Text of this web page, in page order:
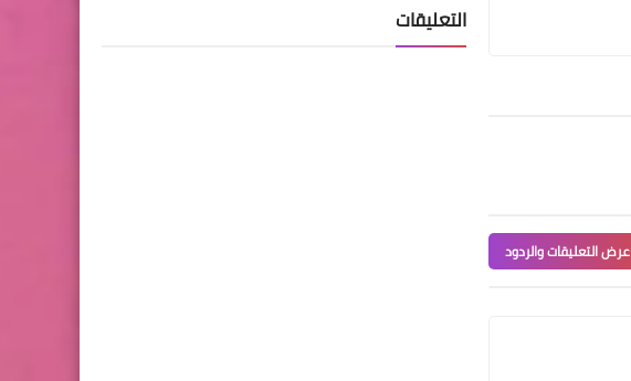
عرض التعليقات والردود
التعليقات